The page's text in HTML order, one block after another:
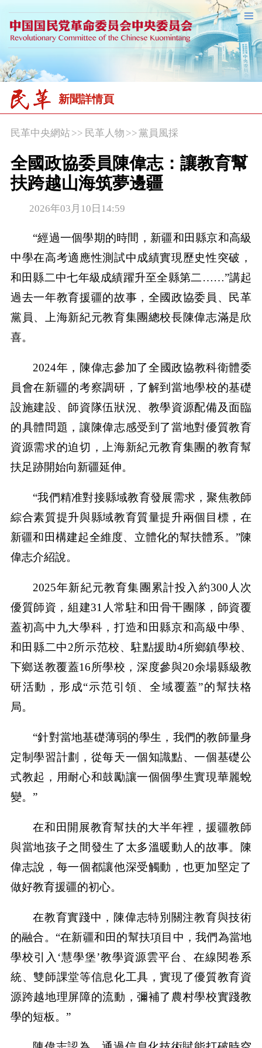
新聞詳情頁
民革中央網站>> 民革人物 >>黨員風採
全國政協委員陳偉志：讓教育幫
扶跨越山海筑夢邊疆
2026年03月10日14:59
“經過一個學期的時間，新疆和田縣京和高級
中學在高考適應性測試中成績實現歷史性突破，
和田縣二中七年級成績躍升至全縣第二……”講起
過去一年教育援疆的故事，全國政協委員、民革
黨員、上海新紀元教育集團總校長陳偉志滿是欣
喜。
2024年，陳偉志參加了全國政協教科衛體委
員會在新疆的考察調研，了解到當地學校的基礎
設施建設、師資隊伍狀況、教學資源配備及面臨
的具體問題，讓陳偉志感受到了當地對優質教育
資源需求的迫切，上海新紀元教育集團的教育幫
扶足跡開始向新疆延伸。
“我們精准對接縣域教育發展需求，聚焦教師
綜合素質提升與縣域教育質量提升兩個目標，在
新疆和田構建起全維度、立體化的幫扶體系。”陳
偉志介紹說。
2025年新紀元教育集團累計投入約300人次
優質師資，組建31人常駐和田骨干團隊，師資覆
蓋初高中九大學科，打造和田縣京和高級中學、
和田縣二中2所示范校、駐點援助4所鄉鎮學校、
下鄉送教覆蓋16所學校，深度參與20余場縣級教
研活動，形成“示范引領、全域覆蓋”的幫扶格
局。
“針對當地基礎薄弱的學生，我們的教師量身
定制學習計劃，從每天一個知識點、一個基礎公
式教起，用耐心和鼓勵讓一個個學生實現華麗蛻
變。”
在和田開展教育幫扶的大半年裡，援疆教師
與當地孩子之間發生了太多溫暖動人的故事。陳
偉志說，每一個都讓他深受觸動，也更加堅定了
做好教育援疆的初心。
在教育實踐中，陳偉志特別關注教育與技術
的融合。“在新疆和田的幫扶項目中，我們為當地
學校引入‘慧學堡’教學資源雲平台、在線閱卷系
統、雙師課堂等信息化工具，實現了優質教育資
源跨越地理屏障的流動，彌補了農村學校實踐教
學的短板。”